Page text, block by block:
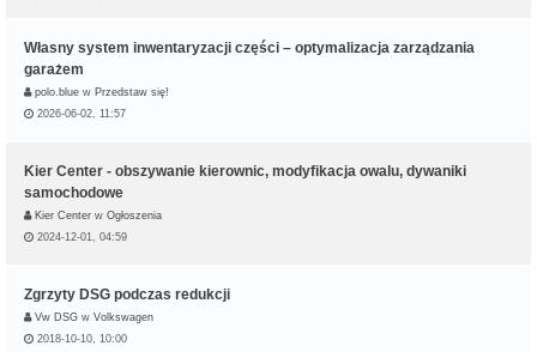
Własny system inwentaryzacji części – optymalizacja zarządzania
garażem
polo.blue w Przedstaw się!
2026-06-02, 11:57
Kier Center - obszywanie kierownic, modyfikacja owalu, dywaniki
samochodowe
Kier Center w Ogłoszenia
2024-12-01, 04:59
Zgrzyty DSG podczas redukcji
Vw DSG w Volkswagen
2018-10-10, 10:00